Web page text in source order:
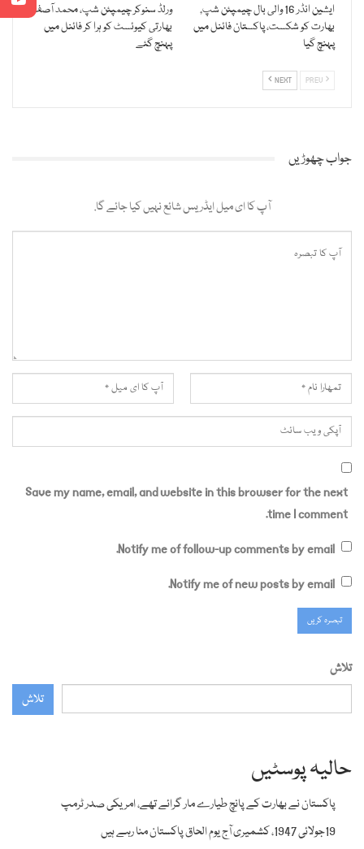
ایشین انڈر 16 والی بال چیمپئن شپ,
بھارت کو شکست، پاکستان فائنل میں
پہنچ گیا
ورلڈ سنوکر چیمپئن شپ، محمد آصف
بھارتی کیوئسٹ کو ہرا کر فائنل میں
پہنچ گئے
NEXT
جواب چھوڑیں
آپ کا ای میل ایڈریس شائع نہیں کیا جائے گا.
Save my name, email, and website in this browser for the next
time I comment.
Notify me of follow-up comments by email.
Notify me of new posts by email.
تلاش
تلاش
حالیہ پوسٹیں
پاکستان نے بھارت کے پانچ طیارے مار گرائے تھے، امریکی صدر ٹرمپ
19جولائی 1947، کشمیری آج یوم الحاق پاکستان منا رہے ہیں